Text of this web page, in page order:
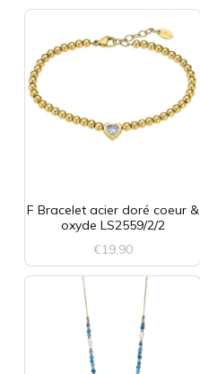
F Bracelet acier doré coeur &
oxyde LS2559/2/2
€19,90